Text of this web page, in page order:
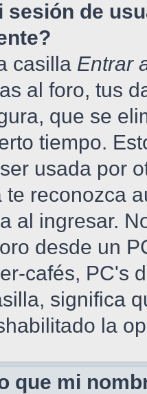
sesión de
casilla Entrar
al foro, tus
que se
tiempo.
usada por
te reconozca
al ingresar.
desde un
cafés, PC's
significa
la
que mi